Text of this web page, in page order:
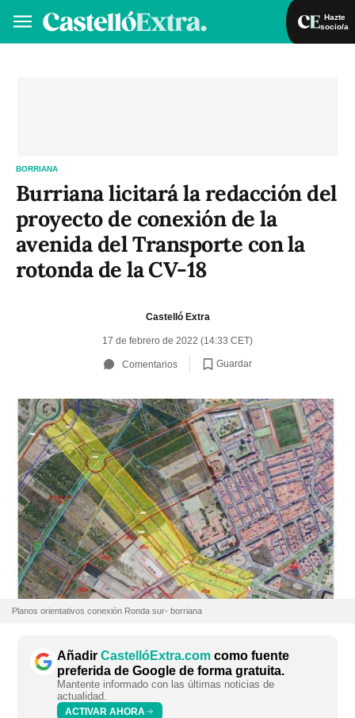
Hazte
socio/a
BORRIANA
Burriana licitará la redacción del
proyecto de conexión de la
avenida del Transporte con la
rotonda de la CV-18
Castelló Extra
17 de febrero de 2022 (14:33 CET)
Comentarios Guardar
Planos orientativos conexión Ronda sur- borriana
Añadir CastellóExtra.com como fuente
preferida de Google de forma gratuita.
Mantente informado con las últimas noticias de
actualidad.
ACTIVAR AHORA